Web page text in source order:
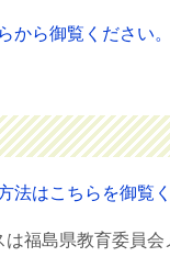
ら御覧ください。
法はこちらを御覧く
福島県教育委員